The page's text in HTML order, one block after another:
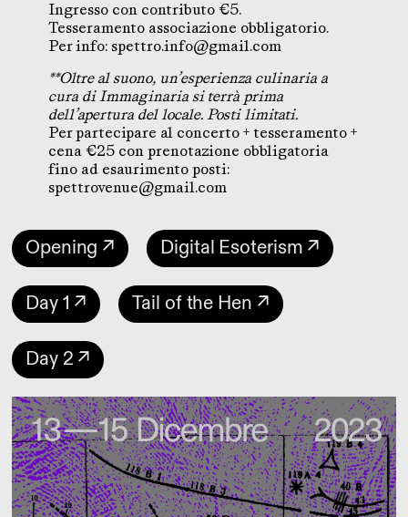
Ingresso con contributo €5.
Tesseramento associazione obbligatorio.
Per info: spettro.info@gmail.com
**Oltre al suono, un’esperienza culinaria a
cura di Immaginaria si terrà prima
dell’apertura del locale. Posti limitati.
Per partecipare al concerto + tesseramento +
cena €25 con prenotazione obbligatoria
fino ad esaurimento posti:
spettrovenue@gmail.com
Opening ↗ Digital Esoterism ↗
Day 1 ↗ Tail of the Hen ↗
Day 2 ↗